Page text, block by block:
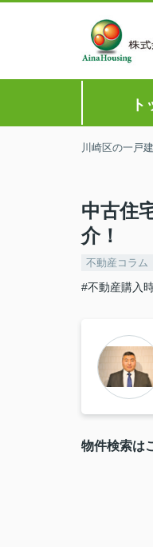
ト
川崎区の一戸
中古住
介！
不動産コラム
#不動産購入
物件検索は